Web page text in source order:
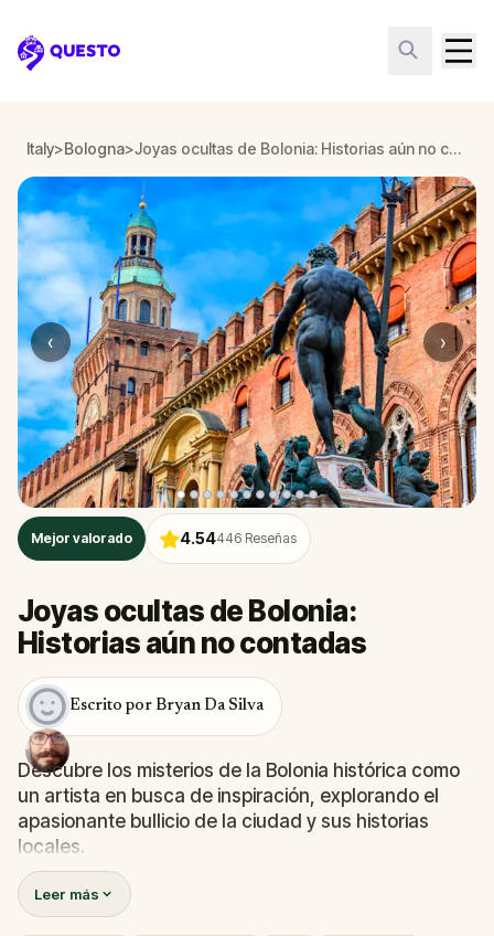
Questo
Italy>Bologna> Joyas ocultas de Bolonia: Historias aún no contadas
‹ ›
Mejor valorado 4.54446 Reseñas
Joyas ocultas de Bolonia:
Historias aún no contadas
Escrito por Bryan Da Silva
Descubre los misterios de la Bolonia histórica como
un artista en busca de inspiración, explorando el
apasionante bullicio de la ciudad y sus historias
locales.
En esta búsqueda verás las dos torres inclinadas, la
Piazza Maggiore y el Quadrilatero desde una
Leer más